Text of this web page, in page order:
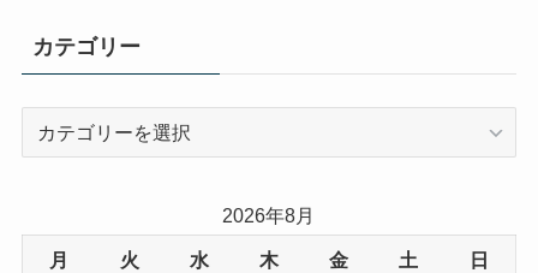
カテゴリー
ー
2026年8月
月 火 水 木 金 土 日